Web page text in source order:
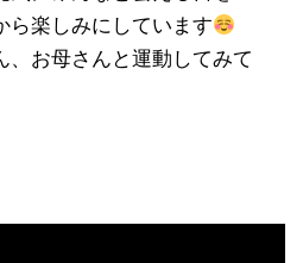
ら楽しみにしています
、お母さんと運動してみて